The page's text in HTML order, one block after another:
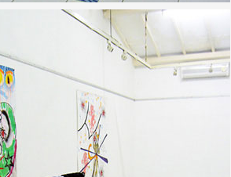
Formation
Événements
1% œuvres dans